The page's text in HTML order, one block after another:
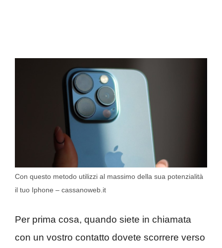
Con questo metodo utilizzi al massimo della sua potenzialità
il tuo Iphone – cassanoweb.it
Per prima cosa, quando siete in chiamata
con un vostro contatto dovete scorrere verso